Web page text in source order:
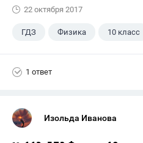
22 октября 2017
ГДЗ Физика 10 класс
1 ответ
Изольда Иванова